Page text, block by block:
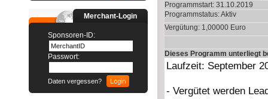
Merchant-Login
Sponsoren-ID:
Passwort:
Daten vergessen?
Programmstart: 31.10.2019
Programmstatus:Aktiv
Vergütung: 1,00000 Euro
Dieses Programm unterliegt